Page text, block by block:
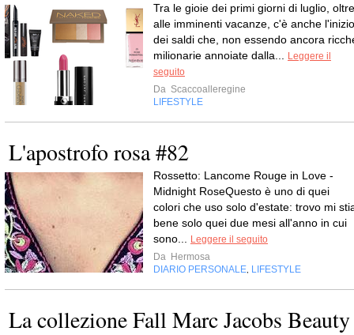
Tra le gioie dei primi giorni di luglio, oltre
alle imminenti vacanze, c'è anche l'inizio
dei saldi che, non essendo ancora
milionarie annoiate dalla...
Leggere il
seguito
Da Scaccoalleregine
LIFESTYLE
L'apostrofo rosa #82
Rossetto: Lancome Rouge in Love -
Midnight RoseQuesto è uno di quei
colori che uso solo d'estate: trovo mi
bene solo quei due mesi all'anno in cui
sono...
Leggere il seguito
Da Hermosa
DIARIO PERSONALE LIFESTYLE
La collezione Fall Marc Jacobs Beauty